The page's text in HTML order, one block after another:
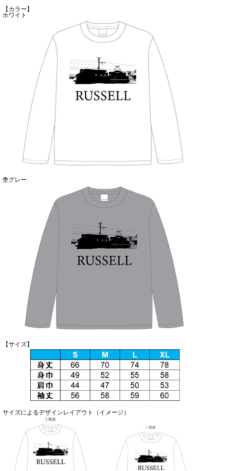
【カラー】
ホワイト
杢グレー
【サイズ】
サイズによるデザインレイアウト（イメージ）